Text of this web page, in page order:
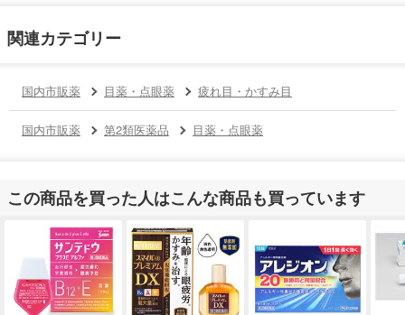
関連カテゴリー
国内市販薬 目薬・点眼薬 疲れ目・かすみ目
国内市販薬 第2類医薬品 目薬・点眼薬
この商品を買った人はこんな商品も買っています